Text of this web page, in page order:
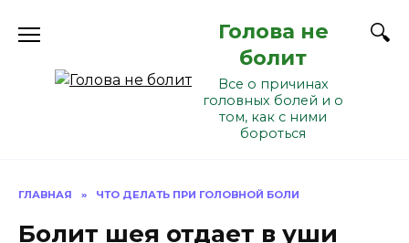
Голова не
болит
Все о причинах
головных болей и о
том, как с ними
бороться
ГЛАВНАЯ » ЧТО ДЕЛАТЬ ПРИ ГОЛОВНОЙ БОЛИ
Болит шея отдает в уши